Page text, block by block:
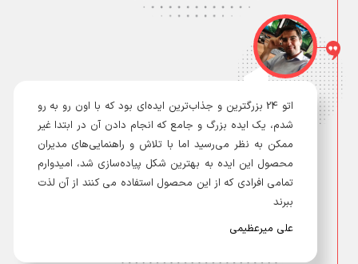
اتو 24 بزرگترین و جذاب‌ترین ایده‌ای بود که با اون رو به رو
شدم، یک ایده بزرگ و جامع که انجام دادن آن در ابتدا غیر
ممکن به نظر می‌رسید اما با تلاش و راهنمایی‌های مدیران
محصول این ایده به بهترین شکل پیاده‌سازی شد، امیدوارم
تمامی افرادی که از این محصول استفاده می کنند از آن لذت
ببرند
علی میرعظیمی